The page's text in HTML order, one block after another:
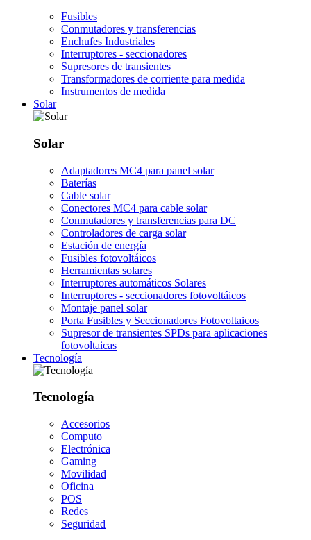
Fusibles
Conmutadores y transferencias
Enchufes Industriales
Interruptores - seccionadores
Supresores de transientes
Transformadores de corriente para medida
Instrumentos de medida
Solar
Solar
Adaptadores MC4 para panel solar
Baterías
Cable solar
Conectores MC4 para cable solar
Conmutadores y transferencias para DC
Controladores de carga solar
Estación de energía
Fusibles fotovoltáicos
Herramientas solares
Interruptores automáticos Solares
Interruptores - seccionadores fotovoltáicos
Montaje panel solar
Porta Fusibles y Seccionadores Fotovoltaicos
Supresor de transientes SPDs para aplicaciones
fotovoltaicas
Tecnología
Tecnología
Accesorios
Computo
Electrónica
Gaming
Movilidad
Oficina
POS
Redes
Seguridad